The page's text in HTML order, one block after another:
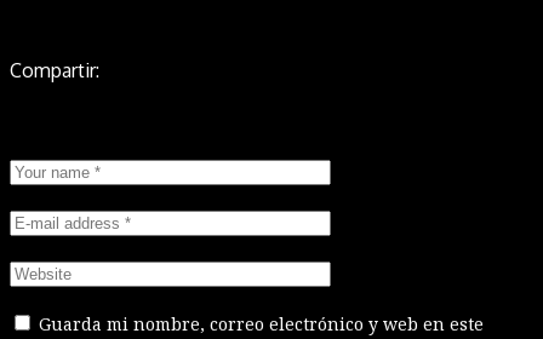
Compartir:
Guarda mi nombre, correo electrónico y web en este